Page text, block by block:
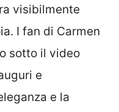
visibilmente
I fan di Carmen
sotto il video
e
e la